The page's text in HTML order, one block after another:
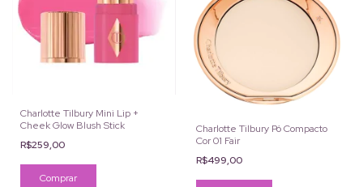
Charlotte Tilbury Mini Lip +
Cheek Glow Blush Stick
R$259,00
Comprar
Charlotte Tilbury Pó Compacto
Cor 01 Fair
R$499,00